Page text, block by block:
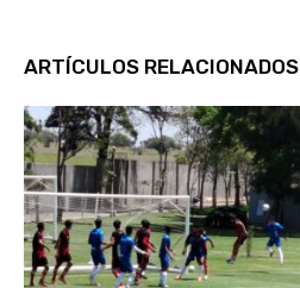
ARTÍCULOS RELACIONADOS